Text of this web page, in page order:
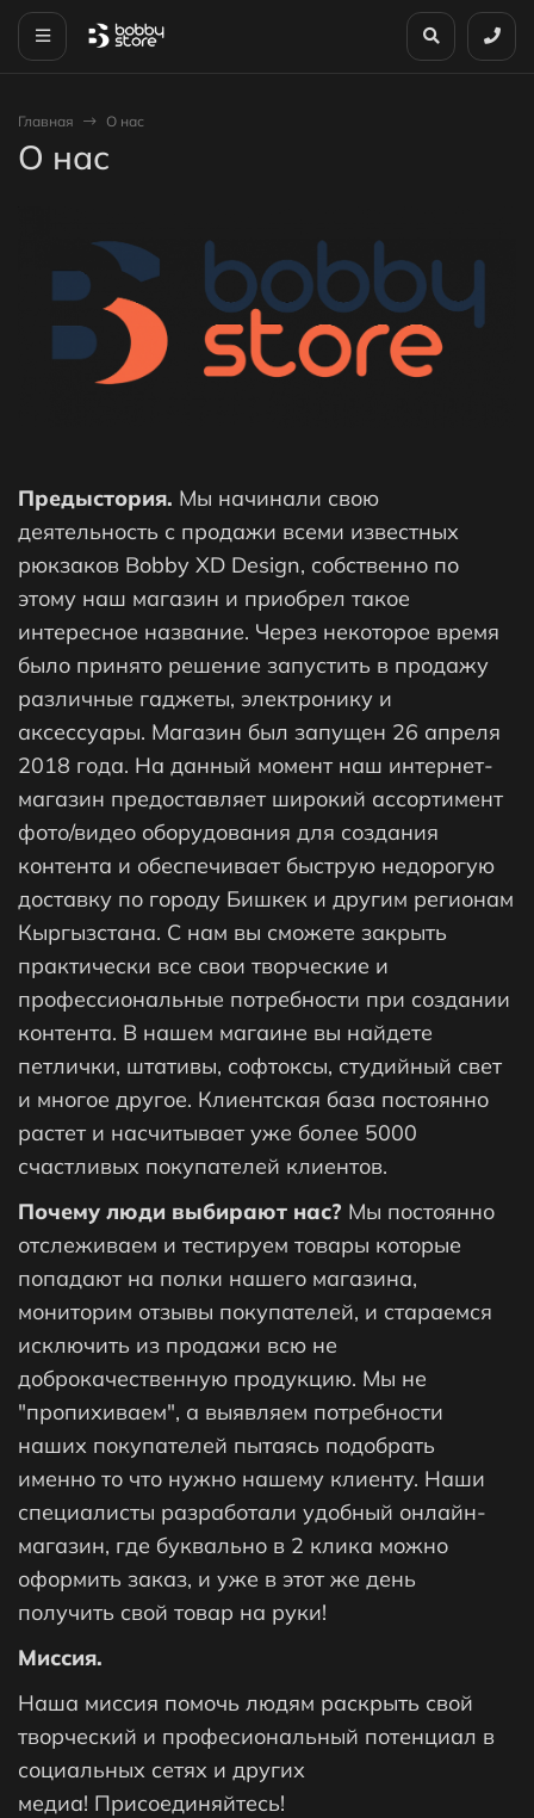
Главная О нас
О нас
Предыстория. Мы начинали свою
деятельность с продажи всеми известных
рюкзаков Bobby XD Design, собственно по
этому наш магазин и приобрел такое
интересное название. Через некоторое время
было принято решение запустить в продажу
различные гаджеты, электронику и
аксессуары. Магазин был запущен 26 апреля
2018 года. На данный момент наш интернет-
магазин предоставляет широкий ассортимент
фото/видео оборудования для создания
контента и обеспечивает быструю недорогую
доставку по городу Бишкек и другим регионам
Кыргызстана. С нам вы сможете закрыть
практически все свои творческие и
профессиональные потребности при создании
контента. В нашем магаине вы найдете
петлички, штативы, софтоксы, студийный свет
и многое другое. Клиентская база постоянно
растет и насчитывает уже более 5000
счастливых покупателей клиентов.
Почему люди выбирают нас? Мы постоянно
отслеживаем и тестируем товары которые
попадают на полки нашего магазина,
мониторим отзывы покупателей, и стараемся
исключить из продажи всю не
доброкачественную продукцию. Мы не
"пропихиваем", а выявляем потребности
наших покупателей пытаясь подобрать
именно то что нужно нашему клиенту. Наши
специалисты разработали удобный онлайн-
магазин, где буквально в 2 клика можно
оформить заказ, и уже в этот же день
получить свой товар на руки!
Миссия.
Наша миссия помочь людям раскрыть свой
творческий и професиональный потенциал в
социальных сетях и других
медиа! Присоединяйтесь!